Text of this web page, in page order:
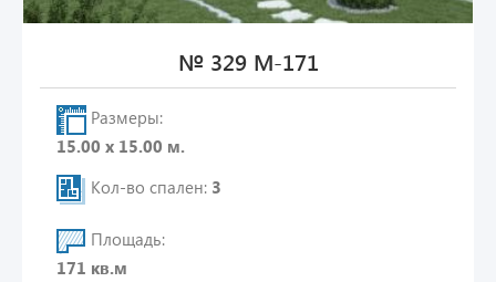
№ 329 М-171
Размеры:
15.00 х 15.00 м.
Кол-во спален: 3
Площадь:
171 кв.м